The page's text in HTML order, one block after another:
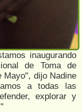
inaugurando
de Toma de
Mayo", dijo Nadine
a todas las
explorar y